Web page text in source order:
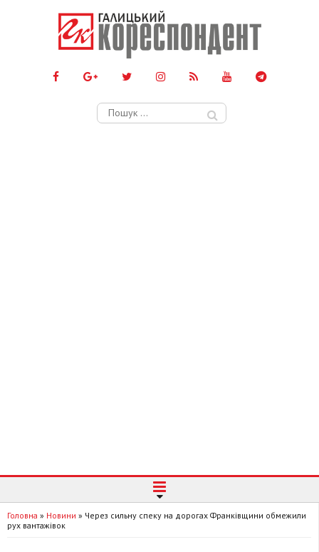
Пошук:
Головна » Новини » Через сильну спеку на дорогах Франківщини обмежили
рух вантажівок